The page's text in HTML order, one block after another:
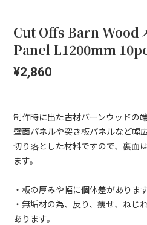
Cut Offs Barn Wood
Panel L1200mm
¥2,860
制作時に出た古材バーンウッドの
壁面パネルや突き板パネルなど幅
切り落とした材料ですので、裏面
ます。
・板の厚みや幅に個体差があります
・無垢材の為、反り、痩せ、ねじ
あります。